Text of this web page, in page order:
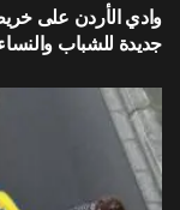
وادي الأردن على
جديدة للشباب